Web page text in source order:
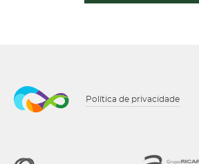
Política de privacidade